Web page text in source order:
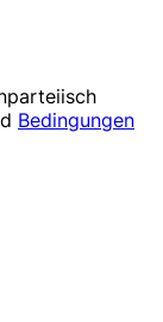
Bedingungen